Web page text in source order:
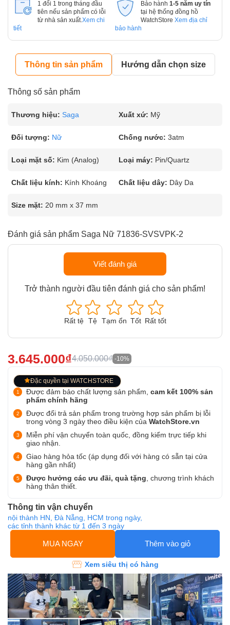
1 đổi 1 trong tháng đầu
tiên nếu sản phẩm có lỗi
từ nhà sản xuất. Xem chi
tiết
Bảo hành 1-5 năm uy tín
tại hệ thống đồng hồ
WatchStore Xem địa chỉ
bảo hành
Thông tin sản phẩm Hướng dẫn chọn size
Thông số sản phẩm
Thương hiệu: Saga Xuất xứ: Mỹ
Đối tượng: Nữ Chống nước: 3atm
Loại mặt số: Kim (Analog) Loại máy: Pin/Quartz
Chất liệu kính: Kính Khoáng Chất liệu dây: Dây Da
Size mặt: 20 mm x 37 mm
Đánh giá sản phẩm Saga Nữ 71836-SVSVPK-2
Viết đánh giá
Trở thành người đầu tiên đánh giá cho sản phẩm!
Rất tệ Tệ Tạm ổn Tốt Rất tốt
3.645.000₫4.050.000₫ -10%
Đặc quyền tại WATCHSTORE
Được đảm bảo chất lượng sản phẩm, cam kết 100% sản
phẩm chính hãng
Được đổi trả sản phẩm trong trường hợp sản phẩm bị lỗi
trong vòng 3 ngày theo điều kiện của WatchStore.vn
Miễn phí vận chuyển toàn quốc, đồng kiểm trực tiếp khi
giao nhận.
Giao hàng hỏa tốc (áp dụng đối với hàng có sẵn tại cửa
hàng gần nhất)
Được hưởng các ưu đãi, quà tặng , chương trình khách
hàng thân thiết.
Thông tin vận chuyển
nội thành HN, Đà Nẵng, HCM trong ngày,
các tỉnh thành khác từ 1 đến 3 ngày
MUA NGAY Thêm vào giỏ
Xem siêu thị có hàng